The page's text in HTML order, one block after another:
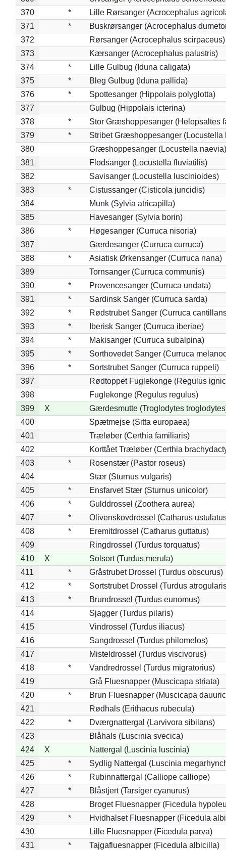
370
*
Lille Rørsanger (Acrocephalus
371
*
Buskrørsanger (Acrocephalus
372
Rørsanger (Acrocephalus scirpaceus)
373
Kærsanger (Acrocephalus palustris)
374
*
Lille Gulbug (Iduna caligata)
375
*
Bleg Gulbug (Iduna pallida)
376
*
Spottesanger (Hippolais polyglotta)
377
Gulbug (Hippolais icterina)
378
*
Stor Græshoppesanger (Helopsaltes
379
*
Stribet Græshoppesanger (Locustella
380
Græshoppesanger (Locustella naevia)
381
Flodsanger (Locustella fluviatilis)
382
Savisanger (Locustella luscinioides)
383
*
Cistussanger (Cisticola juncidis)
384
Munk (Sylvia atricapilla)
385
Havesanger (Sylvia borin)
386
*
Høgesanger (Curruca nisoria)
387
Gærdesanger (Curruca curruca)
388
*
Asiatisk Ørkensanger (Curruca nana)
389
Tornsanger (Curruca communis)
390
*
Provencesanger (Curruca undata)
391
*
Sardinsk Sanger (Curruca sarda)
392
*
Rødstrubet Sanger (Curruca
393
*
Iberisk Sanger (Curruca iberiae)
394
*
Makisanger (Curruca subalpina)
395
*
Sorthovedet Sanger (Curruca
396
*
Sortstrubet Sanger (Curruca ruppeli)
397
Rødtoppet Fuglekonge (Regulus
398
Fuglekonge (Regulus regulus)
399
X
Gærdesmutte (Troglodytes
400
Spætmejse (Sitta europaea)
401
Træløber (Certhia familiaris)
402
Korttået Træløber (Certhia
403
*
Rosenstær (Pastor roseus)
404
Stær (Sturnus vulgaris)
405
*
Ensfarvet Stær (Sturnus unicolor)
406
*
Gulddrossel (Zoothera aurea)
407
*
Olivenskovdrossel (Catharus
408
*
Eremitdrossel (Catharus guttatus)
409
Ringdrossel (Turdus torquatus)
410
X
Solsort (Turdus merula)
411
*
Gråstrubet Drossel (Turdus obscurus)
412
*
Sortstrubet Drossel (Turdus
413
*
Brundrossel (Turdus eunomus)
414
Sjagger (Turdus pilaris)
415
Vindrossel (Turdus iliacus)
416
Sangdrossel (Turdus philomelos)
417
Misteldrossel (Turdus viscivorus)
418
*
Vandredrossel (Turdus migratorius)
419
Grå Fluesnapper (Muscicapa striata)
420
*
Brun Fluesnapper (Muscicapa
421
Rødhals (Erithacus rubecula)
422
*
Dværgnattergal (Larvivora sibilans)
423
Blåhals (Luscinia svecica)
424
X
Nattergal (Luscinia luscinia)
425
*
Sydlig Nattergal (Luscinia
426
*
Rubinnattergal (Calliope calliope)
427
*
Blåstjert (Tarsiger cyanurus)
428
Broget Fluesnapper (Ficedula
429
*
Hvidhalset Fluesnapper (Ficedula
430
Lille Fluesnapper (Ficedula parva)
431
*
Tajgafluesnapper (Ficedula albicilla)